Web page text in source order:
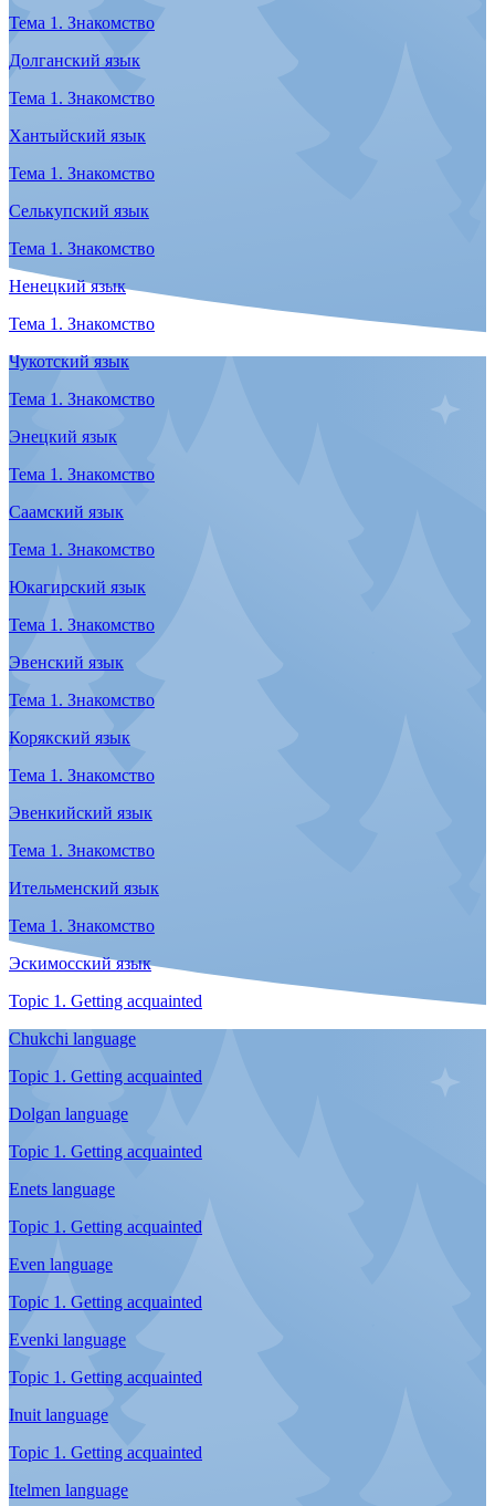
Хантыйский
Корякский
Чукотский
Якутский
О главном
Люди
Арктика Культура и быт
7 чудес Арктики
Это обязательно нужно увидеть
Таймырское меню